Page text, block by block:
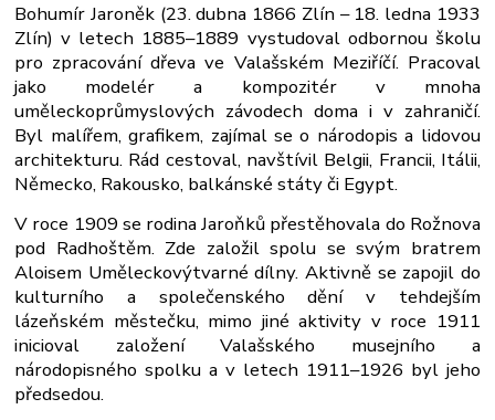
Bohumír Jaroněk (23. dubna 1866 Zlín – 18. ledna 1933
Zlín) v letech 1885–1889 vystudoval odbornou školu
pro zpracování dřeva ve Valašském Meziříčí. Pracoval
jako modelér a kompozitér v mnoha
uměleckoprůmyslových závodech doma i v zahraničí.
Byl malířem, grafikem, zajímal se o národopis a lidovou
architekturu. Rád cestoval, navštívil Belgii, Francii, Itálii,
Německo, Rakousko, balkánské státy či Egypt.
V roce 1909 se rodina Jaroňků přestěhovala do Rožnova
pod Radhoštěm. Zde založil spolu se svým bratrem
Aloisem Uměleckovýtvarné dílny. Aktivně se zapojil do
kulturního a společenského dění v tehdejším
lázeňském městečku, mimo jiné aktivity v roce 1911
inicioval založení Valašského musejního a
národopisného spolku a v letech 1911–1926 byl jeho
předsedou.